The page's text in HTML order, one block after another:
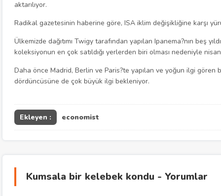
aktarılıyor.
Radikal gazetesinin haberine göre, ISA iklim değişikliğine karşı
Ülkemizde dağıtımı Twigy tarafından yapılan Ipanema?nın beş
koleksiyonun en çok satıldığı yerlerden biri olması nedeniyle
Daha önce Madrid, Berlin ve Paris?te yapılan ve yoğun ilgi gören
dördüncüsüne de çok büyük ilgi bekleniyor.
Ekleyen : economist
Kumsala bir kelebek kondu - Yorumlar